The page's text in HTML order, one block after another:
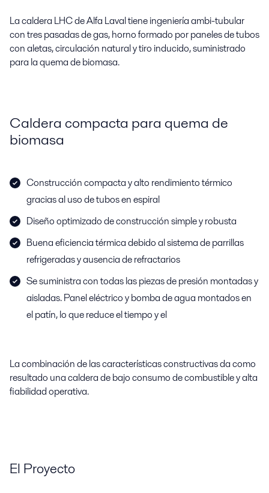
La caldera LHC de Alfa Laval tiene ingeniería ambi-tubular
con tres pasadas de gas, horno formado por paneles de tubos
con aletas, circulación natural y tiro inducido, suministrado
para la quema de biomasa.
Caldera compacta para quema de
biomasa
Construcción compacta y alto rendimiento térmico
gracias al uso de tubos en espiral
Diseño optimizado de construcción simple y robusta
Buena eficiencia térmica debido al sistema de parrillas
refrigeradas y ausencia de refractarios
Se suministra con todas las piezas de presión montadas y
aisladas. Panel eléctrico y bomba de agua montados en
el patín, lo que reduce el tiempo y el
La combinación de las características constructivas da como
resultado una caldera de bajo consumo de combustible y alta
fiabilidad operativa.
El Proyecto